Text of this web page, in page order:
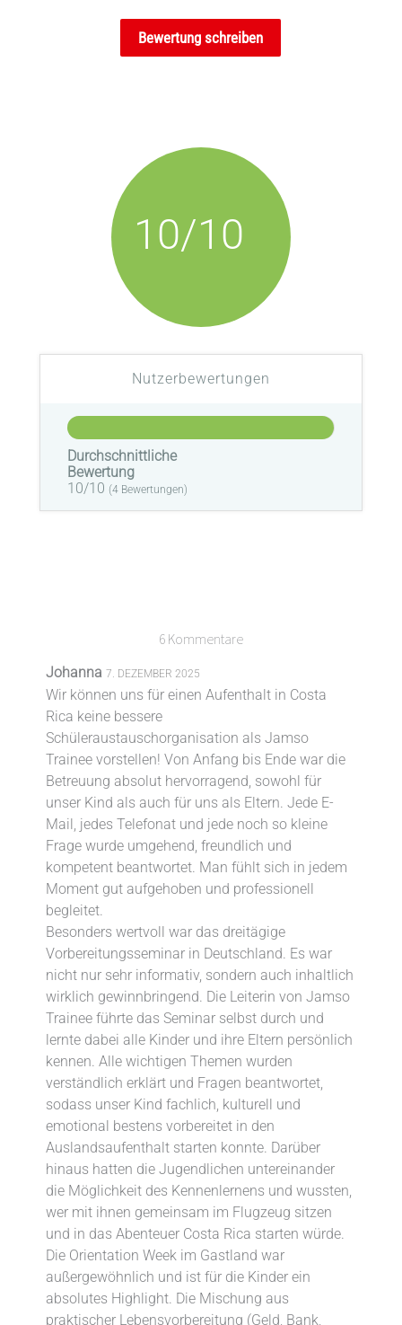
Bewertung schreiben
10/10
Nutzerbewertungen
Durchschnittliche
Bewertung
10/10 (4 Bewertungen)
6 Kommentare
Johanna 7. DEZEMBER 2025
Wir können uns für einen Aufenthalt in Costa
Rica keine bessere
Schüleraustauschorganisation als Jamso
Trainee vorstellen! Von Anfang bis Ende war die
Betreuung absolut hervorragend, sowohl für
unser Kind als auch für uns als Eltern. Jede E-
Mail, jedes Telefonat und jede noch so kleine
Frage wurde umgehend, freundlich und
kompetent beantwortet. Man fühlt sich in jedem
Moment gut aufgehoben und professionell
begleitet.
Besonders wertvoll war das dreitägige
Vorbereitungsseminar in Deutschland. Es war
nicht nur sehr informativ, sondern auch inhaltlich
wirklich gewinnbringend. Die Leiterin von Jamso
Trainee führte das Seminar selbst durch und
lernte dabei alle Kinder und ihre Eltern persönlich
kennen. Alle wichtigen Themen wurden
verständlich erklärt und Fragen beantwortet,
sodass unser Kind fachlich, kulturell und
emotional bestens vorbereitet in den
Auslandsaufenthalt starten konnte. Darüber
hinaus hatten die Jugendlichen untereinander
die Möglichkeit des Kennenlernens und wussten,
wer mit ihnen gemeinsam im Flugzeug sitzen
und in das Abenteuer Costa Rica starten würde.
Die Orientation Week im Gastland war
außergewöhnlich und ist für die Kinder ein
absolutes Highlight. Die Mischung aus
praktischer Lebensvorbereitung (Geld, Bank,